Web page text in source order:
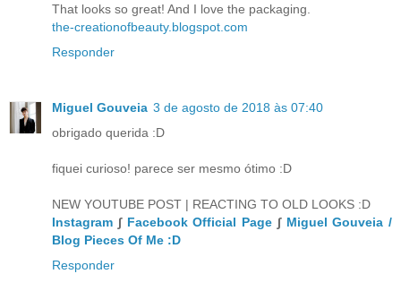
That looks so great! And I love the packaging.
the-creationofbeauty.blogspot.com
Responder
Miguel Gouveia 3 de agosto de 2018 às 07:40
obrigado querida :D
fiquei curioso! parece ser mesmo ótimo :D
NEW YOUTUBE POST | REACTING TO OLD LOOKS :D
Instagram ∫ Facebook Official Page ∫ Miguel Gouveia /
Blog Pieces Of Me :D
Responder